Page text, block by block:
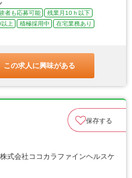
者も応募可能
残業月10ｈ以下
上 積極採用中
在宅業務あり
この求人に興味がある
保存する
式会社ココカラファインヘルスケ